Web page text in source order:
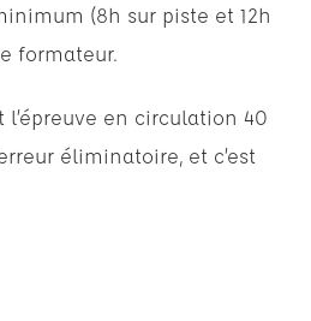
(8h sur piste et 12h
formateur.
l’épreuve en circulation 40
éliminatoire, et c’est